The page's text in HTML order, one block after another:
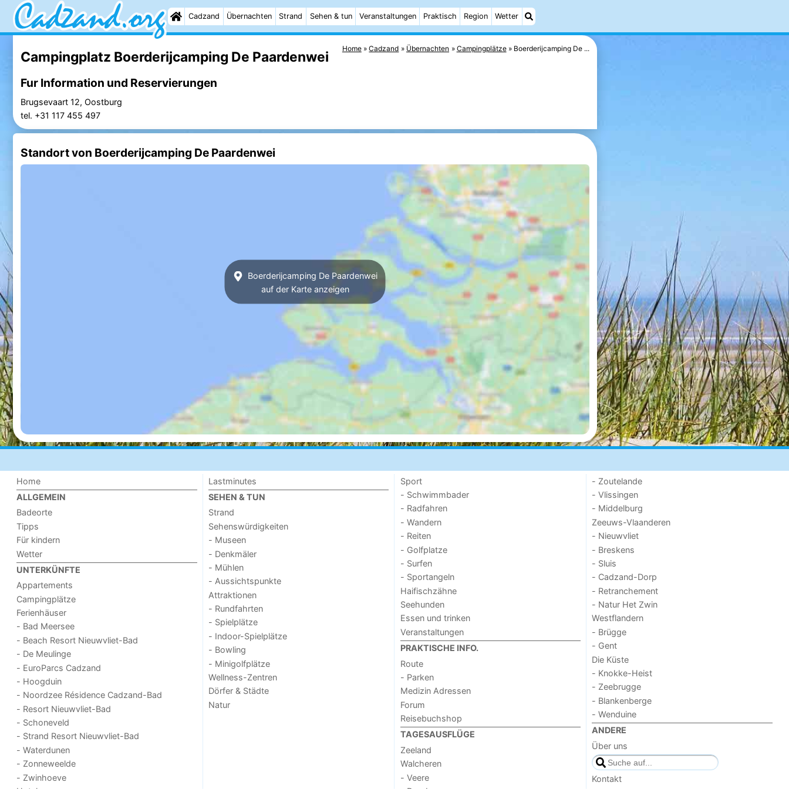
Cadzand Übernachten Strand Sehen & tun Veranstaltungen Praktisch Region Wetter
Home Cadzand Übernachten Campingplätze Boerderijcamping De ...
Campingplatz Boerderijcamping De Paardenwei
Fur Information und Reservierungen
Brugsevaart 12, Oostburg
tel. +31 117 455 497
Standort von Boerderijcamping De Paardenwei
Boerderijcamping De Paardenwei
auf der Karte anzeigen
Home
ALLGEMEIN
Badeorte
Tipps
Für kindern
Wetter
UNTERKÜNFTE
Appartements
Campingplätze
Ferienhäuser
- Bad Meersee
- Beach Resort Nieuwvliet-Bad
- De Meulinge
- EuroParcs Cadzand
- Hoogduin
- Noordzee Résidence Cadzand-Bad
- Resort Nieuwvliet-Bad
- Schoneveld
- Strand Resort Nieuwvliet-Bad
- Waterdunen
- Zonneweelde
- Zwinhoeve
Lastminutes
SEHEN & TUN
Strand
Sehenswürdigkeiten
- Museen
- Denkmäler
- Mühlen
- Aussichtspunkte
Attraktionen
- Rundfahrten
- Spielplätze
- Indoor-Spielplätze
- Bowling
- Minigolfplätze
Wellness-Zentren
Dörfer & Städte
Natur
Sport
- Schwimmbader
- Radfahren
- Wandern
- Reiten
- Golfplatze
- Surfen
- Sportangeln
Haifischzähne
Seehunden
Essen und trinken
Veranstaltungen
PRAKTISCHE INFO.
Route
- Parken
Medizin Adressen
Forum
Reisebuchshop
TAGESAUSFLÜGE
Zeeland
Walcheren
- Veere
- Zoutelande
- Vlissingen
- Middelburg
Zeeuws-Vlaanderen
- Nieuwvliet
- Breskens
- Sluis
- Cadzand-Dorp
- Retranchement
- Natur Het Zwin
Westflandern
- Brügge
- Gent
Die Küste
- Knokke-Heist
- Zeebrugge
- Blankenberge
- Wenduine
ANDERE
Über uns
Kontakt